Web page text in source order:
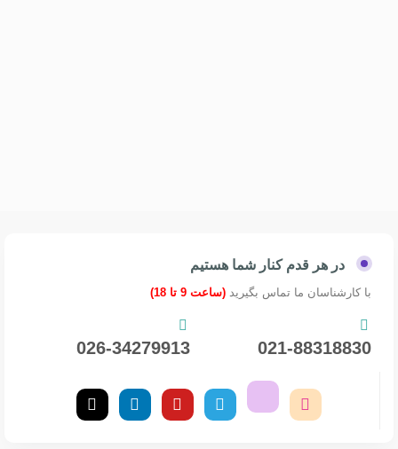
در هر قدم کنار شما هستیم
با کارشناسان ما تماس بگیرید (ساعت 9 تا 18)
021-88318830
026-34279913